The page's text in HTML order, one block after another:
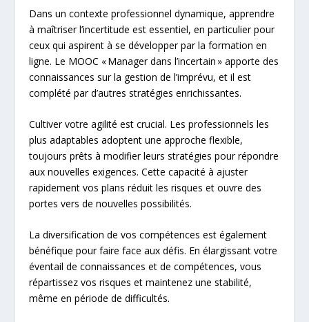
Dans un contexte professionnel dynamique, apprendre
à maîtriser l’incertitude est essentiel, en particulier pour
ceux qui aspirent à se développer par la formation en
ligne. Le MOOC « Manager dans l’incertain » apporte des
connaissances sur la gestion de l’imprévu, et il est
complété par d’autres stratégies enrichissantes.
Cultiver votre agilité est crucial. Les professionnels les
plus adaptables adoptent une approche flexible,
toujours prêts à modifier leurs stratégies pour répondre
aux nouvelles exigences. Cette capacité à ajuster
rapidement vos plans réduit les risques et ouvre des
portes vers de nouvelles possibilités.
La diversification de vos compétences est également
bénéfique pour faire face aux défis. En élargissant votre
éventail de connaissances et de compétences, vous
répartissez vos risques et maintenez une stabilité,
même en période de difficultés.